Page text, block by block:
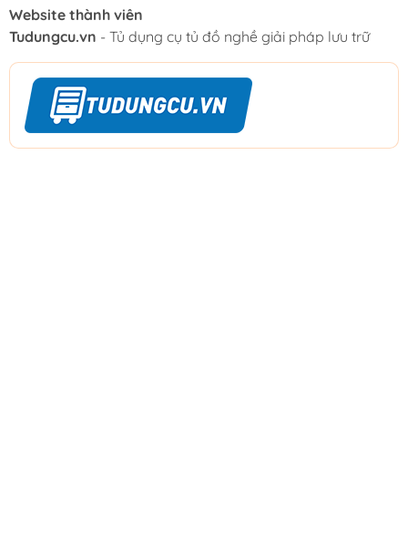
Website thành viên
Tudungcu.vn - Tủ dụng cụ tủ đồ nghề giải pháp lưu trữ